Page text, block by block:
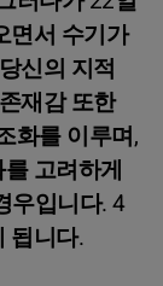
면서 수기가
신의 지적
재감 또한
화를 이루며,
고려하게
우입니다. 4
됩니다.